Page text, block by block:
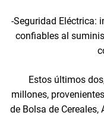
-Seguridad Eléctrica:
confiables al
Estos últimos
millones,
de Bolsa de